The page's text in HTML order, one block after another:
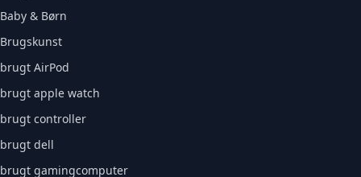
Baby & Børn
Brugskunst
brugt AirPod
brugt apple watch
brugt controller
brugt dell
brugt gamingcomputer